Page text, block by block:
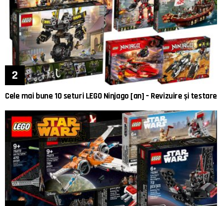
Cele mai bune 10 seturi LEGO Ninjago [an] – Revizuire și testare